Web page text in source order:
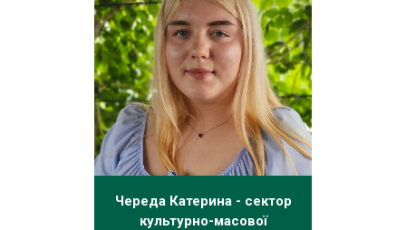
Череда Катерина - сектор
культурно-масової